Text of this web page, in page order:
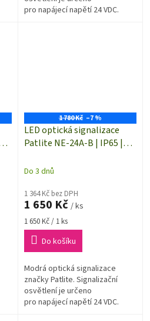
pro napájecí napětí 24 VDC.
1 780 Kč –7 %
LED optická signalizace
Patlite NE-24A-B | IP65 |
V/DC | Ø 56 x 61 mm
Do 3 dnů
1 364 Kč bez DPH
1 650 Kč / ks
Měrná
cena:
1 650 Kč / 1 ks
Do košíku
Modrá optická signalizace
značky Patlite. Signalizační
osvětlení je určeno
pro napájecí napětí 24 VDC.